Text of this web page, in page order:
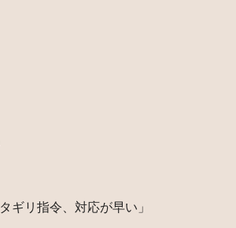
ギリ指令、対応が早い」